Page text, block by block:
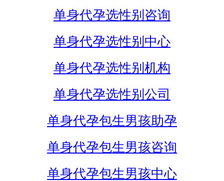
单身代孕选性别咨询
单身代孕选性别中心
单身代孕选性别机构
单身代孕选性别公司
单身代孕包生男孩助孕
单身代孕包生男孩咨询
单身代孕包生男孩中心